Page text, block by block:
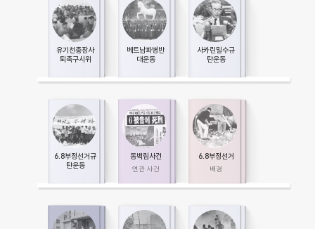
유기천총장사
퇴촉구시위
베트남파병반
대운동
사카린밀수규
탄운동
6.8부정선거규
탄운동
동백림사건 6.8부정선거